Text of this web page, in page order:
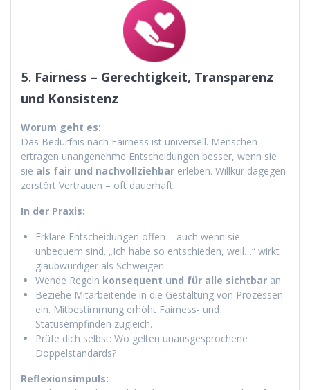
5. Fairness – Gerechtigkeit, Transparenz
und Konsistenz
Worum geht es:
Das Bedürfnis nach Fairness ist universell. Menschen
ertragen unangenehme Entscheidungen besser, wenn sie
sie als fair und nachvollziehbar erleben. Willkür dagegen
zerstört Vertrauen – oft dauerhaft.
In der Praxis:
Erkläre Entscheidungen offen – auch wenn sie
unbequem sind. „Ich habe so entschieden, weil…“ wirkt
glaubwürdiger als Schweigen.
Wende Regeln konsequent und für alle sichtbar an.
Beziehe Mitarbeitende in die Gestaltung von Prozessen
ein. Mitbestimmung erhöht Fairness- und
Statusempfinden zugleich.
Prüfe dich selbst: Wo gelten unausgesprochene
Doppelstandards?
Reflexionsimpuls: